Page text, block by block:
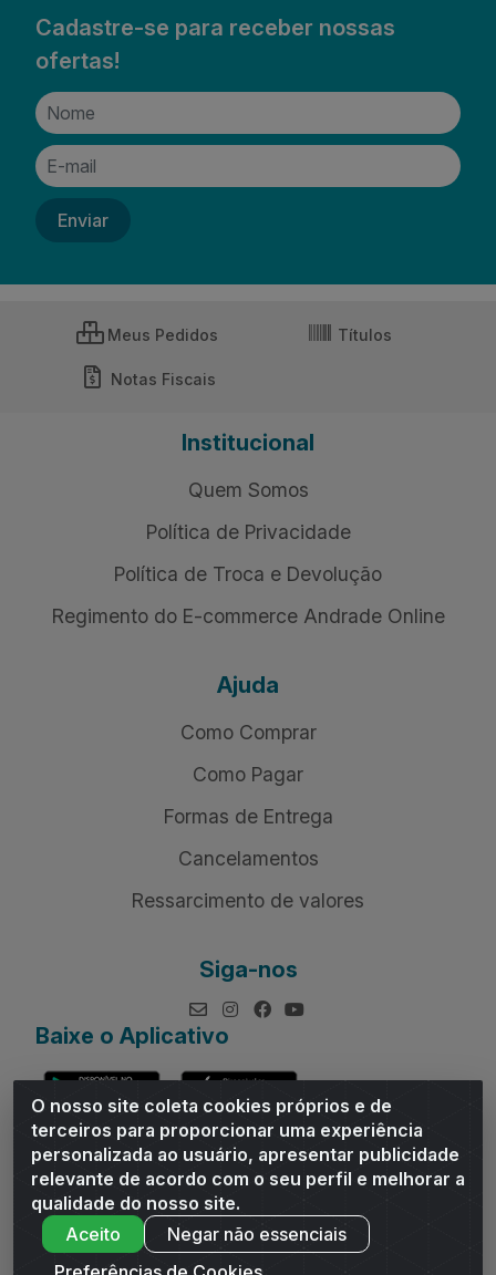
O nosso site coleta cookies próprios e de
terceiros para proporcionar uma experiência
personalizada ao usuário, apresentar publicidade
relevante de acordo com o seu perfil e melhorar a
qualidade do nosso site.
Aceito
Negar não essenciais
Cadastre-se para receber nossas
ofertas!
Meus Pedidos Títulos
Notas Fiscais
Institucional
Quem Somos
Política de Privacidade
Política de Troca e Devolução
Regimento do E-commerce Andrade Online
Ajuda
Como Comprar
Como Pagar
Formas de Entrega
Cancelamentos
Ressarcimento de valores
Siga-nos
Baixe o Aplicativo
Andrade Distribuidor - ROD AL 110, n° 1401 - Sitio Moco,
Arapiraca/AL - CEP 57319-300 - CNPJ 10.667.481/0001-47